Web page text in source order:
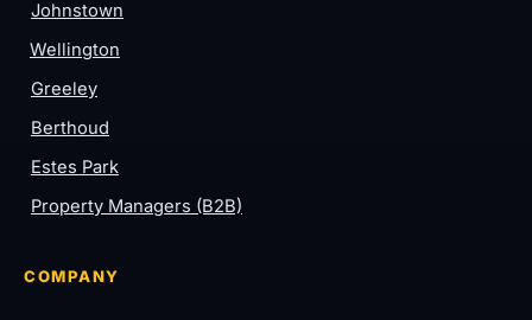
Johnstown
Wellington
Greeley
Berthoud
Estes Park
Property Managers (B2B)
COMPANY